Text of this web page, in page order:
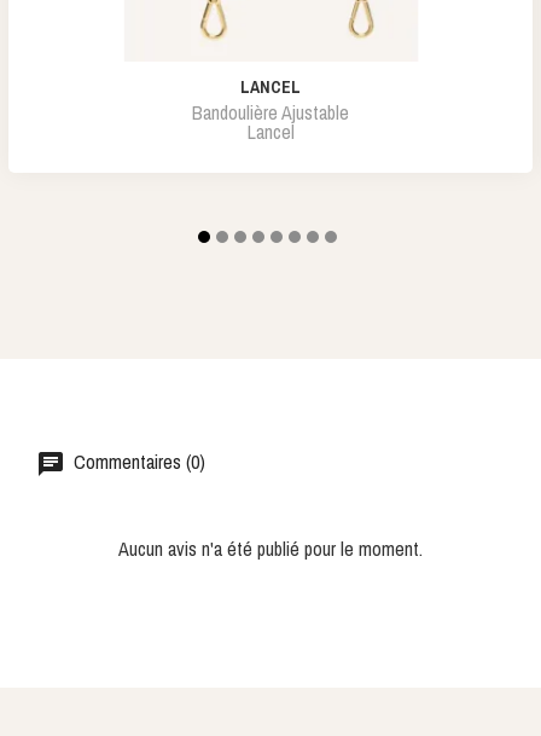
LANCEL
Bandoulière Ajustable
Lancel
Commentaires (0)
Aucun avis n'a été publié pour le moment.